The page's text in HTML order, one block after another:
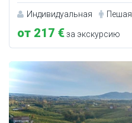
Индивидуальная Пешая
от 217 €за экскурсию